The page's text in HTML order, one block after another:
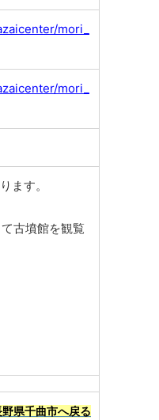
mori_
mori_
ます。
古墳館を観覧
県千曲市へ戻る